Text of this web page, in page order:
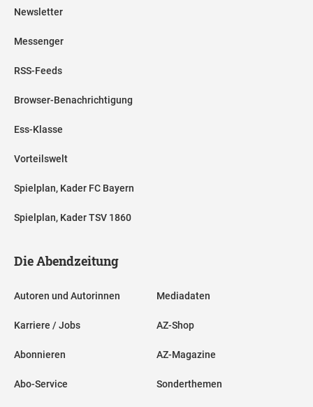
Newsletter
Messenger
RSS-Feeds
Browser-Benachrichtigung
Ess-Klasse
Vorteilswelt
Spielplan, Kader FC Bayern
Spielplan, Kader TSV 1860
Die Abendzeitung
Autoren und Autorinnen
Karriere / Jobs
Abonnieren
Abo-Service
Mediadaten
AZ-Shop
AZ-Magazine
Sonderthemen